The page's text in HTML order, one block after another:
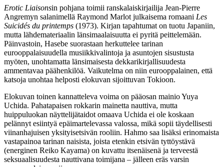
Erotic Liaisonsin pohjana toimii ranskalaiskirjailija Jean-Pierre
Angremyn salanimellä Raymond Marlot julkaisema romaani Les
Suicidés du printemps (1973). Kirjan tapahtumat on tuotu Japaniin,
mutta lähdemateriaalin länsimaalaisuutta ei pyritä peittelemään.
Päinvastoin, Hasebe suorastaan herkuttelee tarinan
eurooppalaisuudella musiikkivalintoja ja asuntojen sisustusta
myöten, unohtamatta länsimaisesta dekkarikirjallisuudesta
ammentavaa päähenkilöä. Vaikutelma on niin eurooppalainen, että
katsoja unohtaa helposti elokuvan sijoittuvan Tokioon.
Elokuvan toinen kannatteleva voima on pääosan mainio Yuya
Uchida. Pahatapaisen rokkarin mainetta nauttiva, mutta
huippuluokan näyttelijätaidot omaava Uchida ei ole koskaan
pelännyt esiintyä epäimartelevassa valossa, mikä sopii täydellisesti
viinanhajuisen yksityisetsivän rooliin. Hahmo saa lisäksi erinomaista
vastapainoa tarinan naisista, joista etenkin etsivän tyttöystävä
(energinen Reiko Kayama) on kuvattu itsenäisenä ja terveestä
seksuaalisuudesta nauttivana toimijana – jälleen eräs varsin